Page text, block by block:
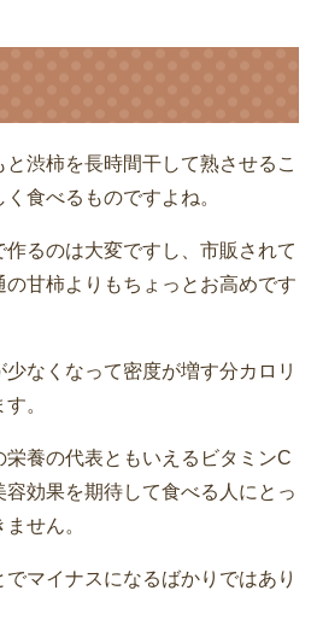
渋柿を長時間干して熟させるこ
食べるものですよね。
作るのは大変ですし、市販されて
甘柿よりもちょっとお高めです
なくなって密度が増す分カロリ
。
養の代表ともいえるビタミンC
効果を期待して食べる人にとっ
せん。
マイナスになるばかりではあり